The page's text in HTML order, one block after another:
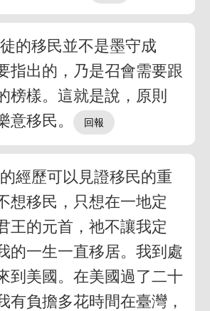
的移民並不是墨守成
指出的，乃是召會需要跟
榜樣。這就是說，原則
意移民。
經歷可以見證移民的重
想移民，只想在一地定
王的元首，祂不讓我定
的一生一直移居。我到處
到美國。在美國過了二十
有負擔多花時間在臺灣，